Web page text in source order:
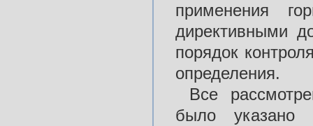
применения
директивными
порядок
определения.
Все
было указано